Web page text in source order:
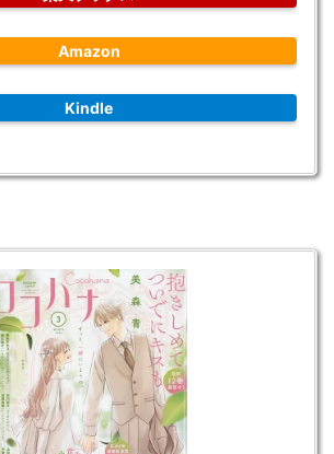
Amazon
Kindle